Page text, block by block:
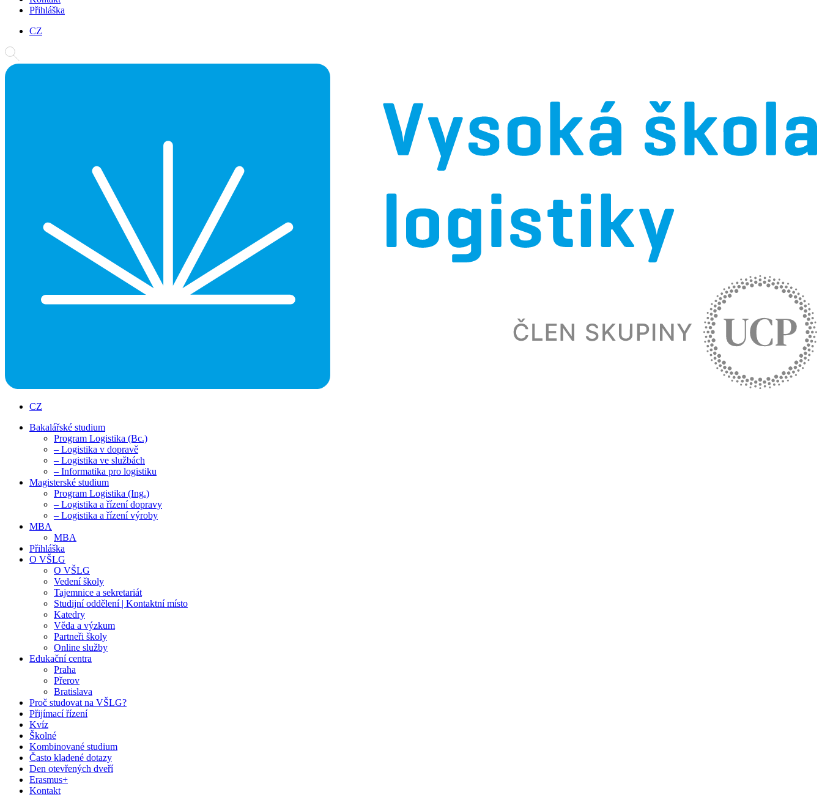
Přihláška
CZ
CZ
Bakalářské studium
Program Logistika (Bc.)
– Logistika v dopravě
– Logistika ve službách
– Informatika pro logistiku
Magisterské studium
Program Logistika (Ing.)
– Logistika a řízení dopravy
– Logistika a řízení výroby
MBA
MBA
Přihláška
O VŠLG
O VŠLG
Vedení školy
Tajemnice a sekretariát
Studijní oddělení | Kontaktní místo
Katedry
Věda a výzkum
Partneři školy
Online služby
Edukační centra
Praha
Přerov
Bratislava
Proč studovat na VŠLG?
Přijímací řízení
Kvíz
Školné
Kombinované studium
Často kladené dotazy
Den otevřených dveří
Erasmus+
Kontakt